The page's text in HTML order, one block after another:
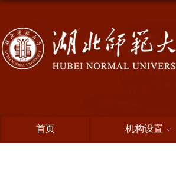
首页 机构设置